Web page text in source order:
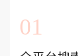
01